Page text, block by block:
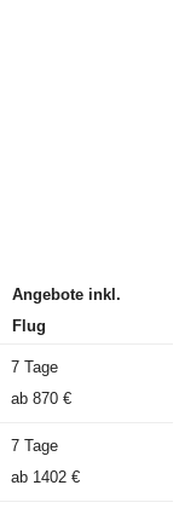
Angebote inkl.
Flug
7 Tage
ab 870 €
7 Tage
ab 1402 €